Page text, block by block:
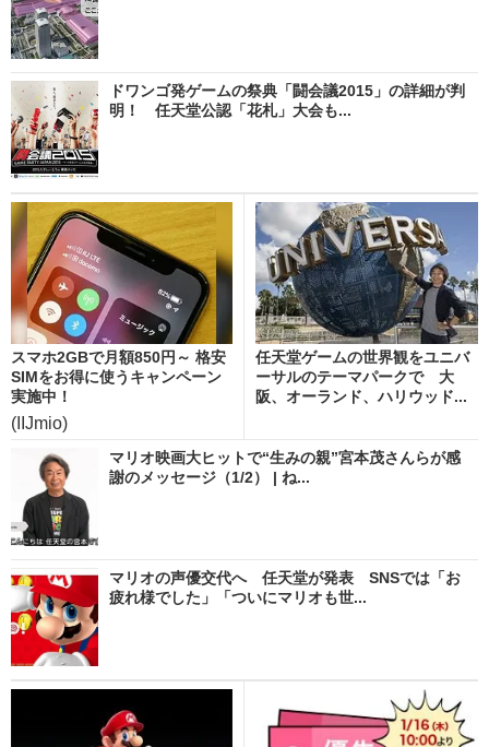
ドワンゴ発ゲームの祭典「闘会議2015」の詳細が判
明！ 任天堂公認「花札」大会も...
スマホ2GBで月額850円～ 格安
SIMをお得に使うキャンペーン
実施中！
(IIJmio)
任天堂ゲームの世界観をユニバ
ーサルのテーマパークで 大
阪、オーランド、ハリウッド...
マリオ映画大ヒットで“生みの親”宮本茂さんらが感
謝のメッセージ（1/2） | ね...
マリオの声優交代へ 任天堂が発表 SNSでは「お
疲れ様でした」「ついにマリオも世...